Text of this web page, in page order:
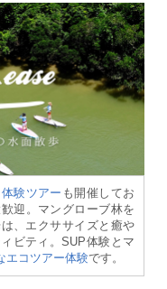
験ツアー も開催してお
迎。マングローブ林を
、エクササイズと癒や
ビティ。SUP体験とマ
エコツアー体験です。